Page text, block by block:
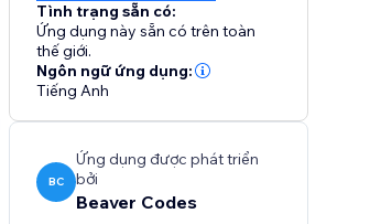
Tình trạng sẵn có:
Ứng dụng này sẵn có trên toàn
thế giới.
Ngôn ngữ ứng dụng:
Tiếng Anh
BC
Ứng dụng được phát triển
bởi
Beaver Codes